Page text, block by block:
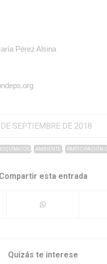
Pérez Alsina
SEPTIEMBRE DE 2018
, AMBIENTE , PARTICIPACIÓN
Compartir esta entrada
Quizás te interese